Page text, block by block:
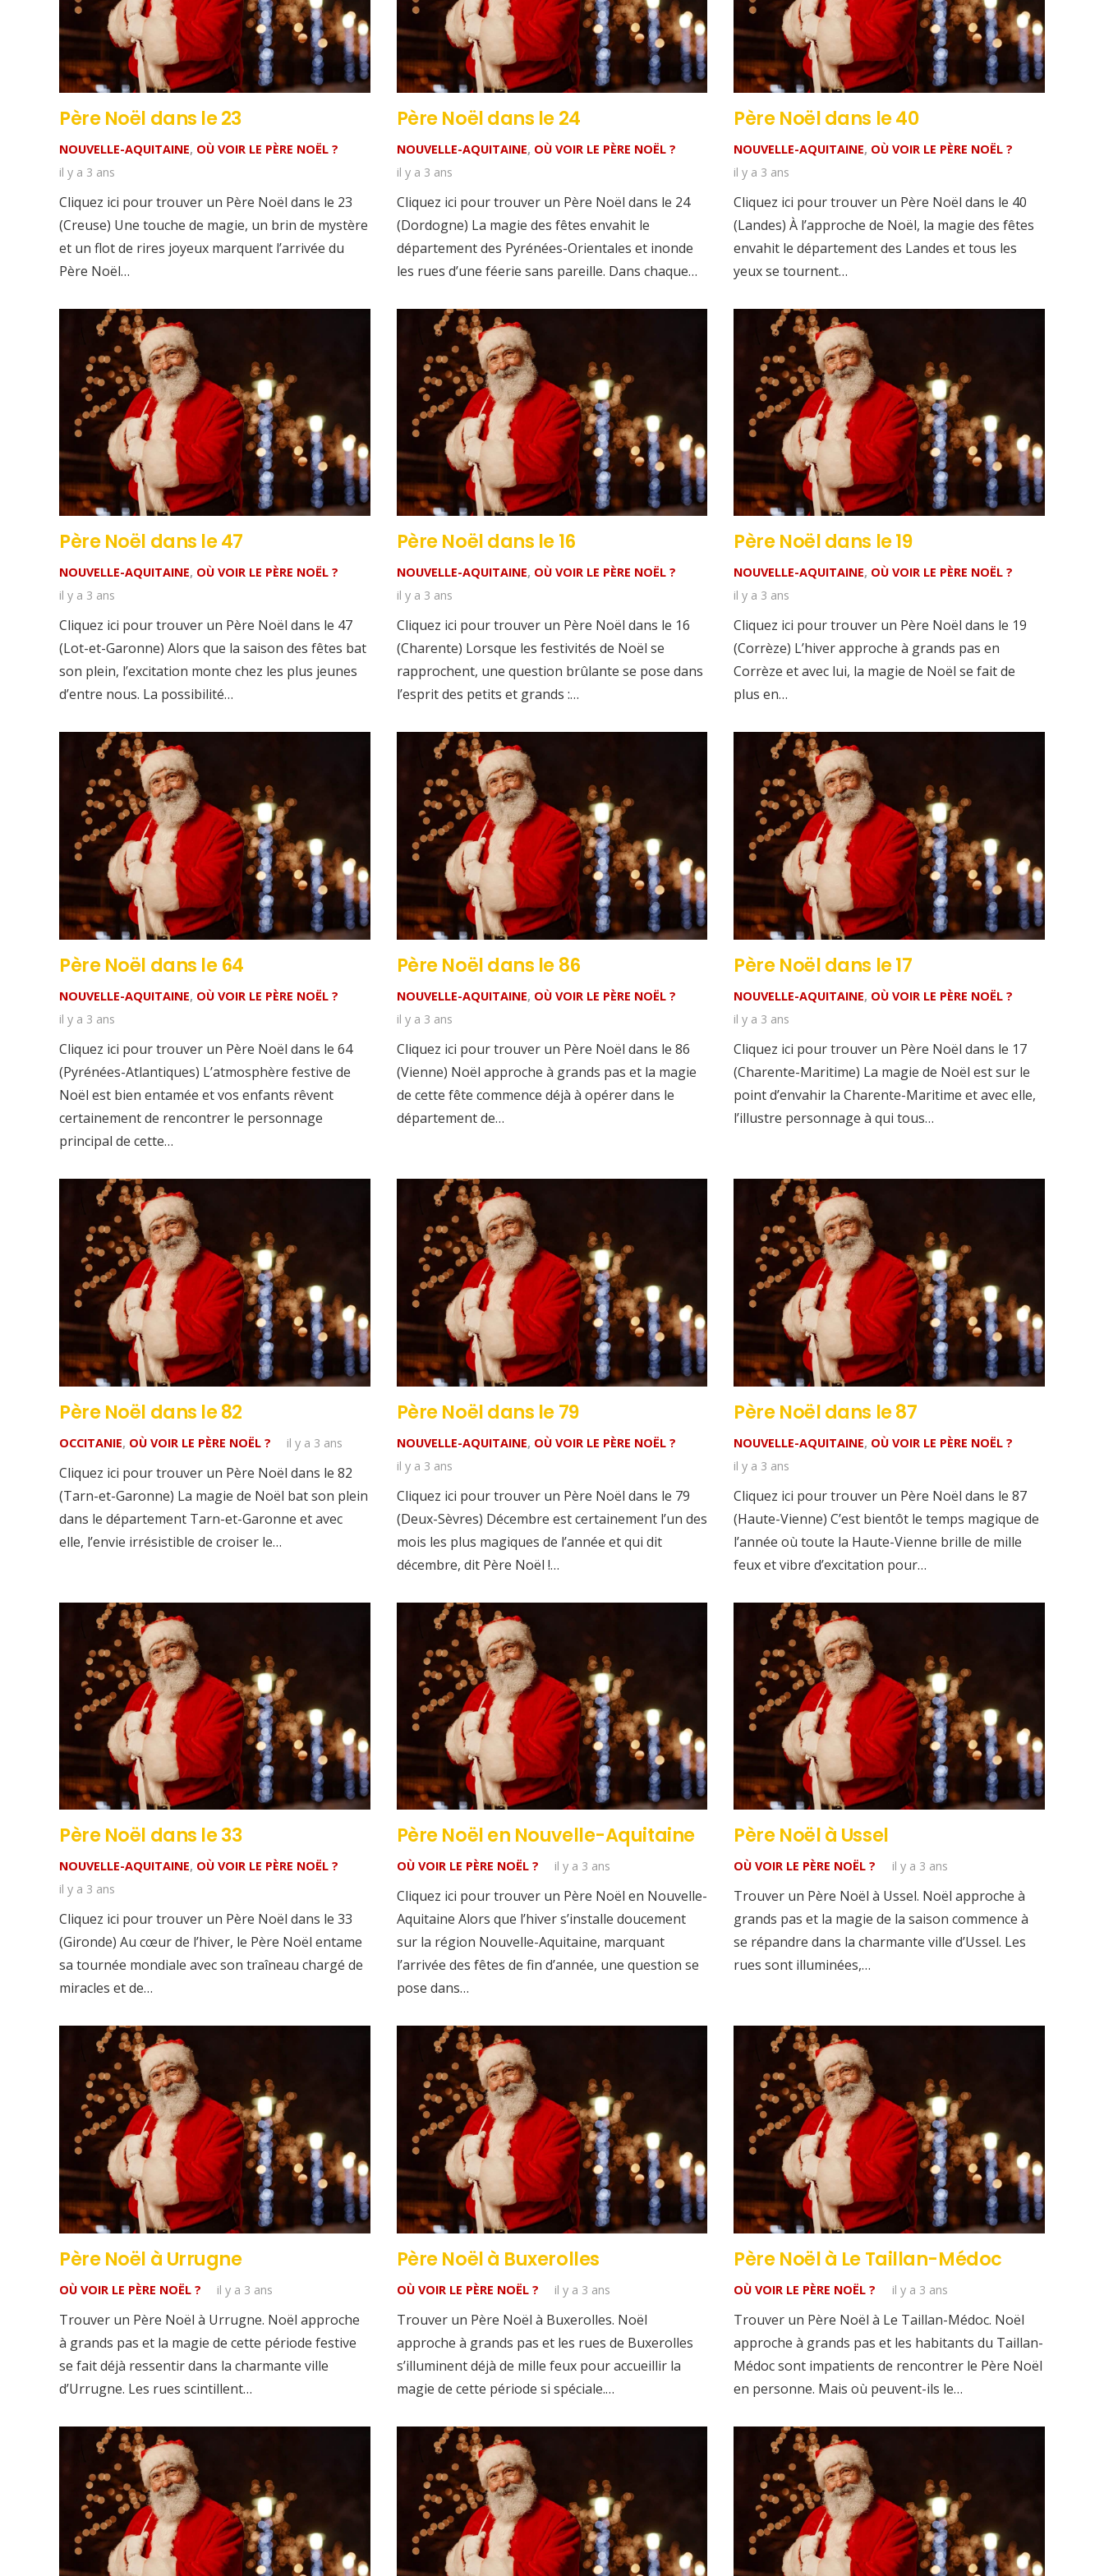
Père Noël dans le 23
NOUVELLE-AQUITAINE, OÙ VOIR LE PÈRE NOËL ?
il y a 3 ans
Cliquez ici pour trouver un Père Noël dans le 23
(Creuse) Une touche de magie, un brin de mystère
et un flot de rires joyeux marquent l’arrivée du
Père Noël…
Père Noël dans le 24
NOUVELLE-AQUITAINE, OÙ VOIR LE PÈRE NOËL ?
il y a 3 ans
Cliquez ici pour trouver un Père Noël dans le 24
(Dordogne) La magie des fêtes envahit le
département des Pyrénées-Orientales et inonde
les rues d’une féerie sans pareille. Dans chaque…
Père Noël dans le 40
NOUVELLE-AQUITAINE, OÙ VOIR LE PÈRE NOËL ?
il y a 3 ans
Cliquez ici pour trouver un Père Noël dans le 40
(Landes) À l’approche de Noël, la magie des fêtes
envahit le département des Landes et tous les
yeux se tournent…
Père Noël dans le 47
NOUVELLE-AQUITAINE, OÙ VOIR LE PÈRE NOËL ?
il y a 3 ans
Cliquez ici pour trouver un Père Noël dans le 47
(Lot-et-Garonne) Alors que la saison des fêtes bat
son plein, l’excitation monte chez les plus jeunes
d’entre nous. La possibilité…
Père Noël dans le 16
NOUVELLE-AQUITAINE, OÙ VOIR LE PÈRE NOËL ?
il y a 3 ans
Cliquez ici pour trouver un Père Noël dans le 16
(Charente) Lorsque les festivités de Noël se
rapprochent, une question brûlante se pose dans
l’esprit des petits et grands :…
Père Noël dans le 19
NOUVELLE-AQUITAINE, OÙ VOIR LE PÈRE NOËL ?
il y a 3 ans
Cliquez ici pour trouver un Père Noël dans le 19
(Corrèze) L’hiver approche à grands pas en
Corrèze et avec lui, la magie de Noël se fait de
plus en…
Père Noël dans le 64
NOUVELLE-AQUITAINE, OÙ VOIR LE PÈRE NOËL ?
il y a 3 ans
Cliquez ici pour trouver un Père Noël dans le 64
(Pyrénées-Atlantiques) L’atmosphère festive de
Noël est bien entamée et vos enfants rêvent
certainement de rencontrer le personnage
principal de cette…
Père Noël dans le 86
NOUVELLE-AQUITAINE, OÙ VOIR LE PÈRE NOËL ?
il y a 3 ans
Cliquez ici pour trouver un Père Noël dans le 86
(Vienne) Noël approche à grands pas et la magie
de cette fête commence déjà à opérer dans le
département de…
Père Noël dans le 17
NOUVELLE-AQUITAINE, OÙ VOIR LE PÈRE NOËL ?
il y a 3 ans
Cliquez ici pour trouver un Père Noël dans le 17
(Charente-Maritime) La magie de Noël est sur le
point d’envahir la Charente-Maritime et avec elle,
l’illustre personnage à qui tous…
Père Noël dans le 82
OCCITANIE, OÙ VOIR LE PÈRE NOËL ? il y a 3 ans
Cliquez ici pour trouver un Père Noël dans le 82
(Tarn-et-Garonne) La magie de Noël bat son plein
dans le département Tarn-et-Garonne et avec
elle, l’envie irrésistible de croiser le…
Père Noël dans le 79
NOUVELLE-AQUITAINE, OÙ VOIR LE PÈRE NOËL ?
il y a 3 ans
Cliquez ici pour trouver un Père Noël dans le 79
(Deux-Sèvres) Décembre est certainement l’un des
mois les plus magiques de l’année et qui dit
décembre, dit Père Noël !…
Père Noël dans le 87
NOUVELLE-AQUITAINE, OÙ VOIR LE PÈRE NOËL ?
il y a 3 ans
Cliquez ici pour trouver un Père Noël dans le 87
(Haute-Vienne) C’est bientôt le temps magique de
l’année où toute la Haute-Vienne brille de mille
feux et vibre d’excitation pour…
Père Noël dans le 33
NOUVELLE-AQUITAINE, OÙ VOIR LE PÈRE NOËL ?
il y a 3 ans
Cliquez ici pour trouver un Père Noël dans le 33
(Gironde) Au cœur de l’hiver, le Père Noël entame
sa tournée mondiale avec son traîneau chargé de
miracles et de…
Père Noël en Nouvelle-Aquitaine
OÙ VOIR LE PÈRE NOËL ? il y a 3 ans
Cliquez ici pour trouver un Père Noël en Nouvelle-
Aquitaine Alors que l’hiver s’installe doucement
sur la région Nouvelle-Aquitaine, marquant
l’arrivée des fêtes de fin d’année, une question se
pose dans…
Père Noël à Ussel
OÙ VOIR LE PÈRE NOËL ? il y a 3 ans
Trouver un Père Noël à Ussel. Noël approche à
grands pas et la magie de la saison commence à
se répandre dans la charmante ville d’Ussel. Les
rues sont illuminées,…
Père Noël à Urrugne
OÙ VOIR LE PÈRE NOËL ? il y a 3 ans
Trouver un Père Noël à Urrugne. Noël approche
à grands pas et la magie de cette période festive
se fait déjà ressentir dans la charmante ville
d’Urrugne. Les rues scintillent…
Père Noël à Buxerolles
OÙ VOIR LE PÈRE NOËL ? il y a 3 ans
Trouver un Père Noël à Buxerolles. Noël
approche à grands pas et les rues de Buxerolles
s’illuminent déjà de mille feux pour accueillir la
magie de cette période si spéciale.…
Père Noël à Le Taillan-Médoc
OÙ VOIR LE PÈRE NOËL ? il y a 3 ans
Trouver un Père Noël à Le Taillan-Médoc. Noël
approche à grands pas et les habitants du Taillan-
Médoc sont impatients de rencontrer le Père Noël
en personne. Mais où peuvent-ils le…